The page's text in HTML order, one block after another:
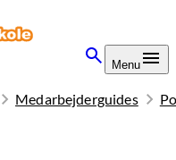
Menu
Medarbejderguides